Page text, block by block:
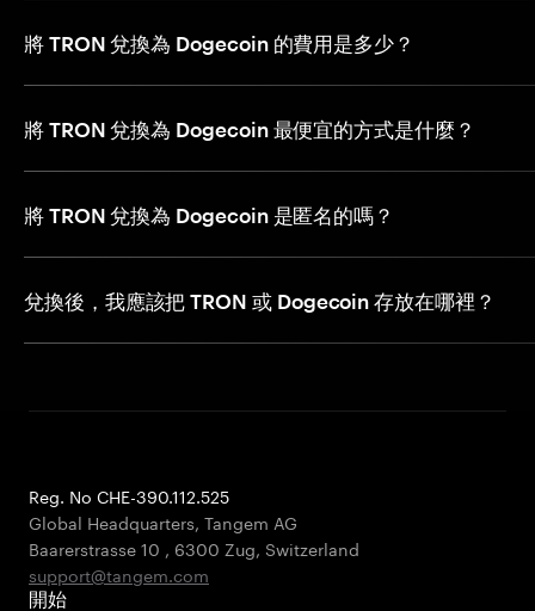
將 TRON 兌換為 Dogecoin 的費用是多少？
將 TRON 兌換為 Dogecoin 最便宜的方式是什麼？
將 TRON 兌換為 Dogecoin 是匿名的嗎？
兌換後，我應該把 TRON 或 Dogecoin 存放在哪裡？
Reg. No CHE-390.112.525
Global Headquarters, Tangem AG
Baarerstrasse 10 , 6300 Zug, Switzerland
support@tangem.com
開始